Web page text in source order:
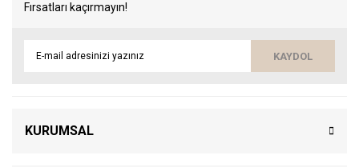
Fırsatları kaçırmayın!
KAYDOL
KURUMSAL